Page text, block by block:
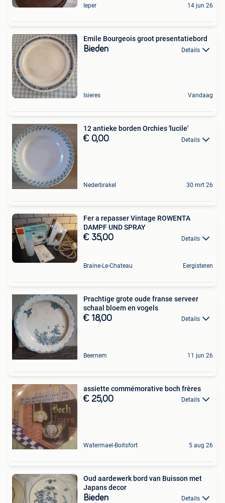
Ieper 14 jun 26
Emile Bourgeois groot presentatiebord
Bieden Details
Isieres Vandaag
12 antieke borden Orchies 'lucile'
€ 0,00 Details
Nederbrakel 30 mrt 26
Fer a repasser Vintage ROWENTA
DAMPF UND SPRAY
€ 35,00 Details
Braine-Le-Chateau Eergisteren
Prachtige grote oude franse serveer
schaal bloem en vogels
€ 18,00 Details
Beernem 11 jun 26
assiette commémorative boch frères
€ 25,00 Details
Watermael-Boitsfort 5 aug 26
Oud aardewerk bord van Buisson met
Japans decor
Bieden Details